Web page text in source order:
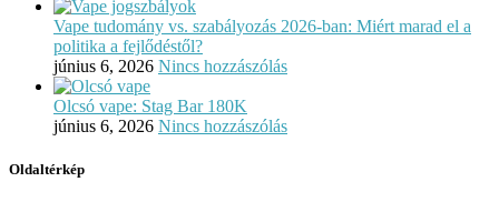
Vape tudomány vs. szabályozás 2026-ban: Miért marad el a
politika a fejlődéstől?
június 6, 2026 Nincs hozzászólás
Olcsó vape: Stag Bar 180K
június 6, 2026 Nincs hozzászólás
Oldaltérkép